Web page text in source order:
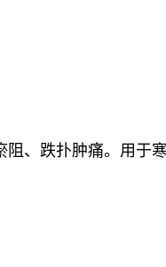
、跌扑肿痛。用于